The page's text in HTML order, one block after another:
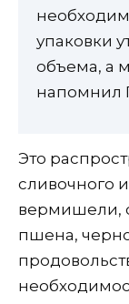
упаковки
объема, а
напомнил
Это
сливочного
вермишели,
пшена,